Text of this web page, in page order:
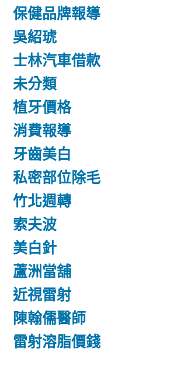
保健品牌報導
吳紹琥
士林汽車借款
未分類
植牙價格
消費報導
牙齒美白
私密部位除毛
竹北週轉
索夫波
美白針
蘆洲當舖
近視雷射
陳翰儒醫師
雷射溶脂價錢